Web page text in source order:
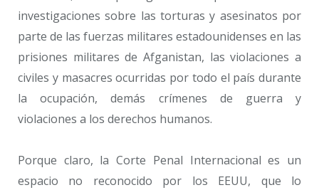
investigaciones sobre las torturas y asesinatos por
parte de las fuerzas militares estadounidenses en las
prisiones militares de Afganistan, las violaciones a
civiles y masacres ocurridas por todo el país durante
la ocupación, demás crímenes de guerra y
violaciones a los derechos humanos.
Porque claro, la Corte Penal Internacional es un
espacio no reconocido por los EEUU, que lo